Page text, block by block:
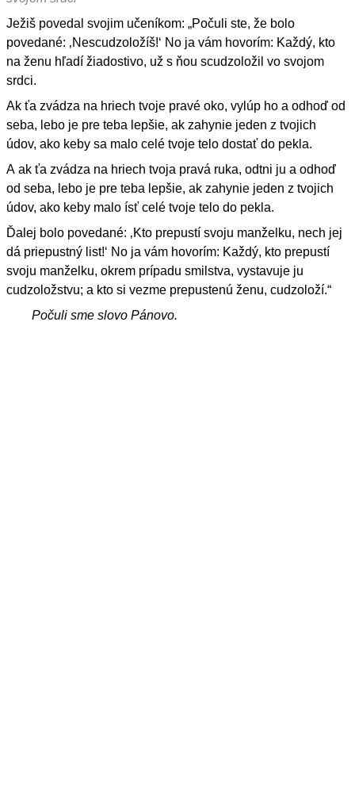
Ježiš povedal svojim učeníkom: „Počuli ste, že bolo
povedané: ‚Nescudzoložíš!‘ No ja vám hovorím: Každý, kto
na ženu hľadí žiadostivo, už s ňou scudzoložil vo svojom
srdci.
Ak ťa zvádza na hriech tvoje pravé oko, vylúp ho a odhoď od
seba, lebo je pre teba lepšie, ak zahynie jeden z tvojich
údov, ako keby sa malo celé tvoje telo dostať do pekla.
A ak ťa zvádza na hriech tvoja pravá ruka, odtni ju a odhoď
od seba, lebo je pre teba lepšie, ak zahynie jeden z tvojich
údov, ako keby malo ísť celé tvoje telo do pekla.
Ďalej bolo povedané: ‚Kto prepustí svoju manželku, nech jej
dá priepustný list!‘ No ja vám hovorím: Každý, kto prepustí
svoju manželku, okrem prípadu smilstva, vystavuje ju
cudzoložstvu; a kto si vezme prepustenú ženu, cudzoloží.“
Počuli sme slovo Pánovo.